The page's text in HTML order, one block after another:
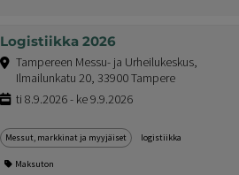
Logistiikka 2026
Tampereen Messu- ja Urheilukeskus,
Ilmailunkatu 20, 33900 Tampere
ti 8.9.2026 - ke 9.9.2026
Messut, markkinat ja myyjäiset logistiikka
Maksuton